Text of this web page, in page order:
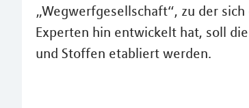
„Wegwerfgesellschaft“, zu der
Experten hin entwickelt hat, soll
und Stoffen etabliert werden.